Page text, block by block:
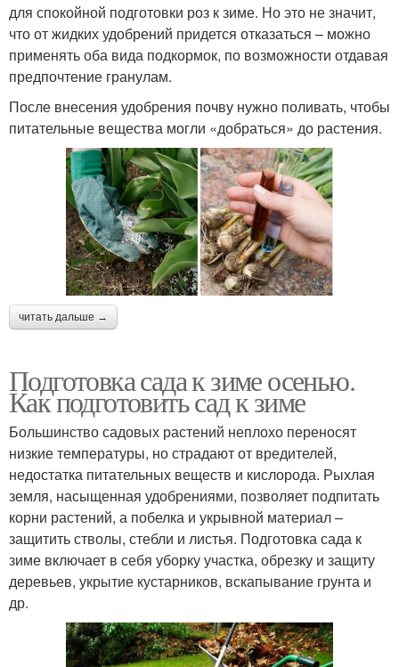
для спокойной подготовки роз к зиме. Но это не значит,
что от жидких удобрений придется отказаться – можно
применять оба вида подкормок, по возможности отдавая
предпочтение гранулам.
После внесения удобрения почву нужно поливать, чтобы
питательные вещества могли «добраться» до растения.
читать дальше →
Подготовка сада к зиме осенью.
Как подготовить сад к зиме
Большинство садовых растений неплохо переносят
низкие температуры, но страдают от вредителей,
недостатка питательных веществ и кислорода. Рыхлая
земля, насыщенная удобрениями, позволяет подпитать
корни растений, а побелка и укрывной материал –
защитить стволы, стебли и листья. Подготовка сада к
зиме включает в себя уборку участка, обрезку и защиту
деревьев, укрытие кустарников, вскапывание грунта и
др.